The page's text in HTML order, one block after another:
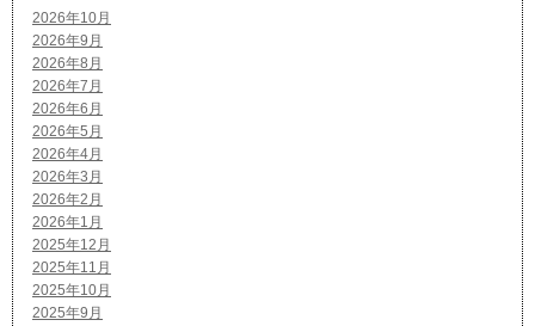
2026年10月
2026年9月
2026年8月
2026年7月
2026年6月
2026年5月
2026年4月
2026年3月
2026年2月
2026年1月
2025年12月
2025年11月
2025年10月
2025年9月